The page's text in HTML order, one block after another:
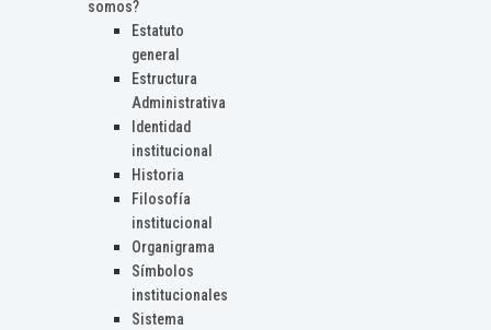
somos?
Estatuto
general
Estructura
Administrativa
Identidad
institucional
Historia
Filosofía
institucional
Organigrama
Símbolos
institucionales
Sistema